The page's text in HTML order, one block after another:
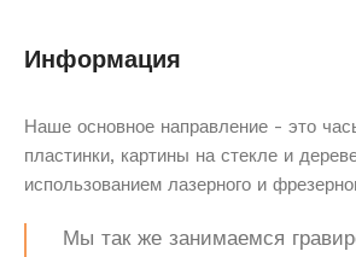
Информация
Наше основное направление - это
пластинки, картины на стекле и
использованием лазерного и
Мы так же занимаемся